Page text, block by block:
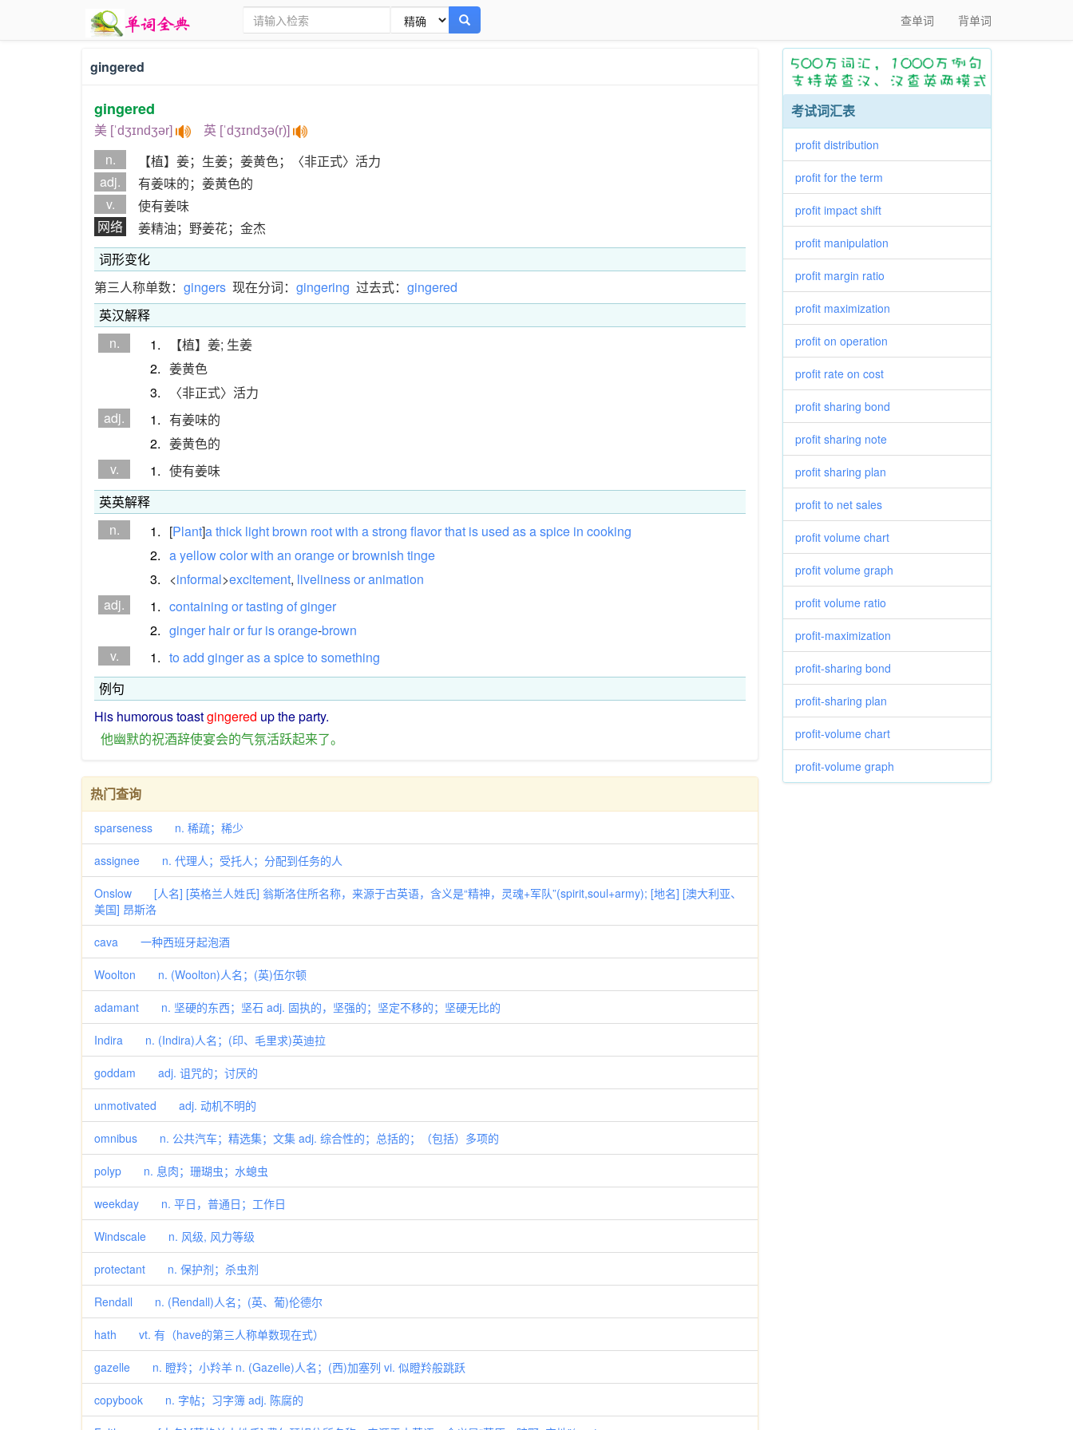
查单词 背单词
gingered
gingered
美 [ˈdʒɪndʒər] 英 [ˈdʒɪndʒə(r)]
n.
【植】姜；生姜；姜黄色；〈非正式〉活力
adj.
有姜味的；姜黄色的
v.
使有姜味
网络
姜精油；野姜花；金杰
词形变化
第三人称单数： gingers 现在分词： gingering 过去式： gingered
英汉解释
n.
1.
【植】姜; 生姜
2. 姜黄色
3.
〈非正式〉活力
adj.
1. 有姜味的
2. 姜黄色的
v.
1. 使有姜味
英英解释
n.
1. [Plant]athick lightbrown rootwith astrong flavorthat is used asaspice in cooking
2. ayellowcolorwith an orangeorbrownish tinge
3.
<informal>excitement, livelinessoranimation
adj.
1. containing ortasting ofginger
2. ginger hairorfur isorange-brown
v.
1. to add gingerasaspiceto something
例句
His humoroustoastgingered uptheparty.
他幽默的祝酒辞使宴会的气氛活跃起来了。
热门查询
sparseness n. 稀疏；稀少
assignee n. 代理人；受托人；分配到任务的人
Onslow [人名] [英格兰人姓氏] 翁斯洛住所名称，来源于古英语，含义是“精神，灵魂+军队”(spirit,soul+army); [地名] [澳大利亚、
美国] 昂斯洛
cava 一种西班牙起泡酒
Woolton n. (Woolton)人名；(英)伍尔顿
adamant n. 坚硬的东西；坚石 adj. 固执的，坚强的；坚定不移的；坚硬无比的
Indira n. (Indira)人名；(印、毛里求)英迪拉
goddam adj. 诅咒的；讨厌的
unmotivated adj. 动机不明的
omnibus n. 公共汽车；精选集；文集 adj. 综合性的；总括的；（包括）多项的
polyp n. 息肉；珊瑚虫；水螅虫
weekday n. 平日，普通日；工作日
Windscale n. 风级, 风力等级
protectant n. 保护剂；杀虫剂
Rendall n. (Rendall)人名；(英、葡)伦德尔
hath vt. 有（have的第三人称单数现在式）
gazelle n. 瞪羚；小羚羊 n. (Gazelle)人名；(西)加塞列 vi. 似瞪羚般跳跃
copybook n. 字帖；习字簿 adj. 陈腐的
考试词汇表
profit distribution
profit for the term
profit impact shift
profit manipulation
profit margin ratio
profit maximization
profit on operation
profit rate on cost
profit sharing bond
profit sharing note
profit sharing plan
profit to net sales
profit volume chart
profit volume graph
profit volume ratio
profit-maximization
profit-sharing bond
profit-sharing plan
profit-volume chart
profit-volume graph